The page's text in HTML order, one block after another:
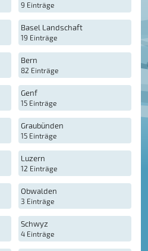
9 Einträge
Basel Landschaft
19 Einträge
Bern
82 Einträge
Genf
15 Einträge
Graubünden
15 Einträge
Luzern
12 Einträge
Obwalden
3 Einträge
Schwyz
4 Einträge